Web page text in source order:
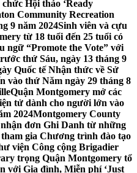
Hội thảo ‘Ready
Community Recreation
9 năm 2024Sinh viên và cựu
từ 18 tuổi đến 25 tuổi có
ngữ “Promote the Vote” với
thứ Sáu, ngày 13 tháng 9
Quốc tế Nhận thức về Sử
vào thứ Năm ngày 29 tháng 8
Quận Montgomery mở các
tử dành cho người lớn vào
2024Montgomery County
đơn Ghi Danh từ những
gia Chương trình đào tạo
viện Công cộng Brigadier
trọng Quận Montgomery tổ
với Gia đình, Miễn phí ‘Just